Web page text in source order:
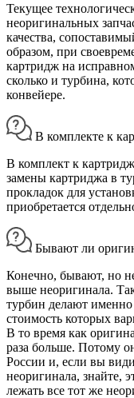
Текущее
неоригинальных
качества,
образом, при
картридж на
сколько и турбина,
конвейере.
В комплекте к
В комплект к
замены картриджа в
прокладок для
приобретается
Бывают ли
Конечно, бывают, но
выше неоригинала.
турбин делают
стоимость которых
В то время как
раза больше. Потому
России и, если вы
неоригинала, знайте,
лежать все тот же